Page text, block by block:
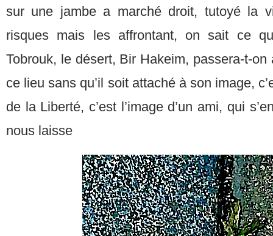
sur une jambe a marché droit, tutoyé la
risques mais les affrontant, on sait ce
Tobrouk, le désert, Bir Hakeim, passera-t-
ce lieu sans qu’il soit attaché à son image,
de la Liberté, c’est l’image d’un ami, qui
nous laisse